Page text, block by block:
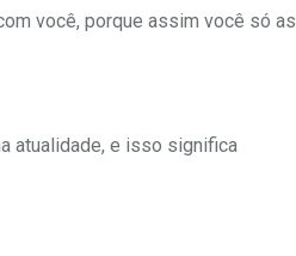
você, porque assim você só as
atualidade, e isso significa